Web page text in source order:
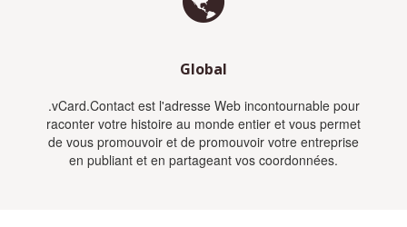
Global
.vCard.Contact est l'adresse Web incontournable pour
raconter votre histoire au monde entier et vous permet
de vous promouvoir et de promouvoir votre entreprise
en publiant et en partageant vos coordonnées.